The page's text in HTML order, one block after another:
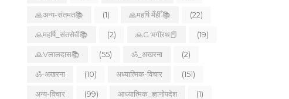
🙏अन्य-संतमत📚 (1) 🙏महर्षि मेँहीँ 📚 (22)
🙏महर्षि_संतसेवी📚 (2) 🙏G.भगीरथ📕 (19)
🙏Vलालदास📚 (55) ॐ_अखरना (2)
ॐ-अखरना (10) अध्यात्मिक-विचार (151)
अन्य-विचार (99) आध्यात्मिक_ज्ञानोपदेश (1)